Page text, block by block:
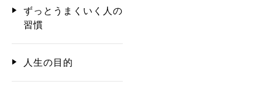
ずっとうまくいく人の
習慣
人生の目的